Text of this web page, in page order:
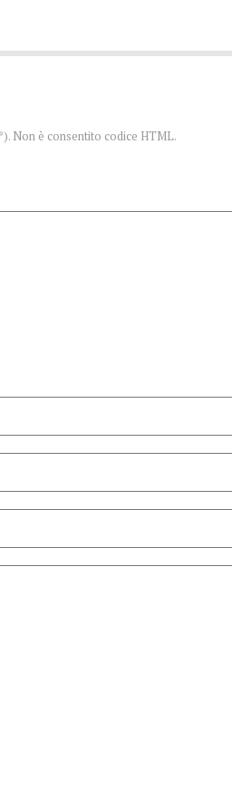
Non è consentito codice HTML.